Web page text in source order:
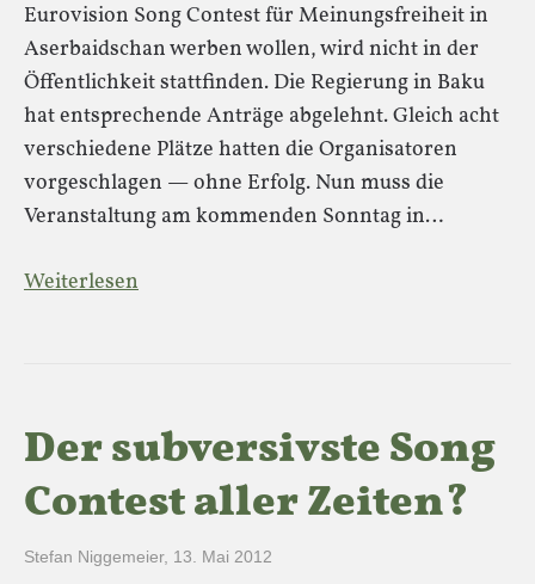
Eurovision Song Contest für Meinungsfreiheit in
Aserbaidschan werben wollen, wird nicht in der
Öffentlichkeit stattfinden. Die Regierung in Baku
hat entsprechende Anträge abgelehnt. Gleich acht
verschiedene Plätze hatten die Organisatoren
vorgeschlagen — ohne Erfolg. Nun muss die
Veranstaltung am kommenden Sonntag in…
Weiterlesen
Der subversivste Song
Contest aller Zeiten?
Stefan Niggemeier, 13. Mai 2012